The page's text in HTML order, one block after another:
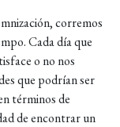
corremos
Cada día que
o no nos
que podrían ser
términos de
de encontrar un